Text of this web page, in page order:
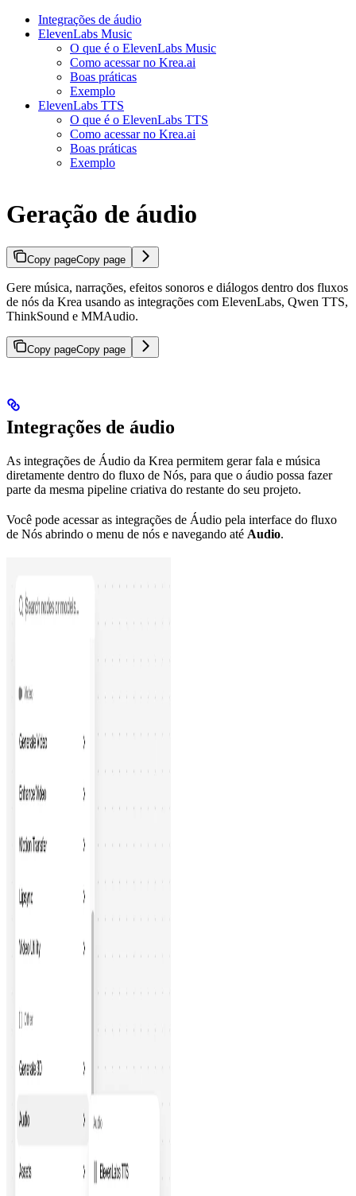
Integrações de áudio
ElevenLabs Music
O que é o ElevenLabs Music
Como acessar no Krea.ai
Boas práticas
Exemplo
ElevenLabs TTS
O que é o ElevenLabs TTS
Como acessar no Krea.ai
Boas práticas
Exemplo
Geração de áudio
Copy pageCopy page
Gere música, narrações, efeitos sonoros e diálogos dentro dos fluxos
de nós da Krea usando as integrações com ElevenLabs, Qwen TTS,
ThinkSound e MMAudio.
Copy pageCopy page
Integrações de áudio
As integrações de Áudio da Krea permitem gerar fala e música
diretamente dentro do fluxo de Nós, para que o áudio possa fazer
parte da mesma pipeline criativa do restante do seu projeto.
Você pode acessar as integrações de Áudio pela interface do fluxo
de Nós abrindo o menu de nós e navegando até Audio.